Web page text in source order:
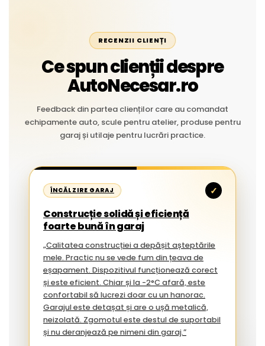
RECENZII CLIENȚI
Ce spun clienții despre
AutoNecesar.ro
Feedback din partea clienților care au comandat
echipamente auto, scule pentru atelier, produse pentru
garaj și utilaje pentru lucrări practice.
ÎNCĂLZIRE GARAJ ✓
Construcție solidă și eficiență
foarte bună în garaj
„Calitatea construcției a depășit așteptările
mele. Practic nu se vede fum din țeava de
eșapament. Dispozitivul funcționează corect
și este eficient. Chiar și la -2°C afară, este
confortabil să lucrezi doar cu un hanorac.
Garajul este detașat și are o ușă metalică,
neizolată. Zgomotul este destul de suportabil
și nu deranjează pe nimeni din garaj.”